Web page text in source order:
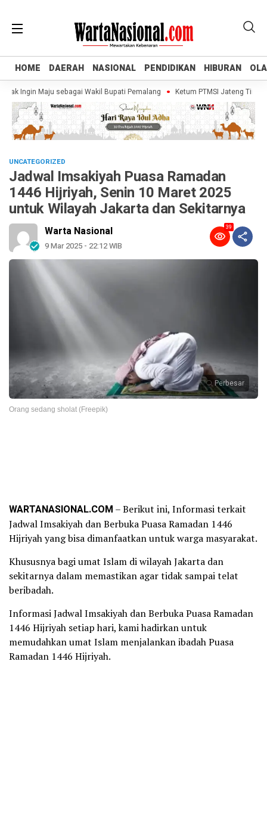
HOME DAERAH NASIONAL PENDIDIKAN HIBURAN
HOME DAERAH NASIONAL PENDIDIKAN HIBURAN
Ingin Maju sebagai Wakil Bupati Pemalang Ketum PTMSI Jateng Tinjau
UNCATEGORIZED
Jadwal Imsakiyah Puasa Ramadan
1446 Hijriyah, Senin 10 Maret 2025
untuk Wilayah Jakarta dan Sekitarnya
Warta Nasional
9 Mar 2025 - 22:12 WIB
39
Perbesar
Orang sedang sholat (Freepik)
WARTANASIONAL.COM – Berikut ini, Informasi terkait
Jadwal Imsakiyah dan Berbuka Puasa Ramadan 1446
Hijriyah yang bisa dimanfaatkan untuk warga masyarakat.
Khususnya bagi umat Islam di wilayah Jakarta dan
sekitarnya dalam memastikan agar tidak sampai telat
beribadah.
Informasi Jadwal Imsakiyah dan Berbuka Puasa Ramadan
1446 Hijriyah setiap hari, kami hadirkan untuk
memudahkan umat Islam menjalankan ibadah Puasa
Ramadan 1446 Hijriyah.